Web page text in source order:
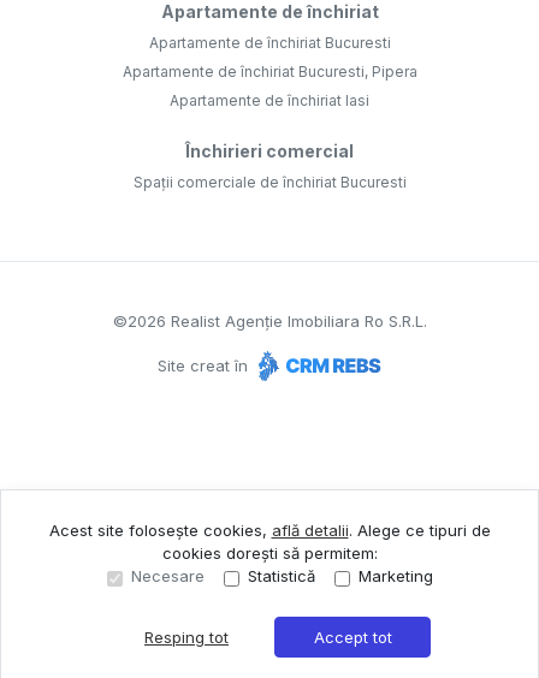
Apartamente de închiriat
Apartamente de închiriat Bucuresti
Apartamente de închiriat Bucuresti, Pipera
Apartamente de închiriat Iasi
Închirieri comercial
Spații comerciale de închiriat Bucuresti
©2026 Realist Agenție Imobiliara Ro S.R.L.
Site creat în
Acest site folosește cookies, află detalii. Alege ce tipuri de
cookies dorești să permitem:
Necesare
Statistică Marketing
Resping tot Accept tot